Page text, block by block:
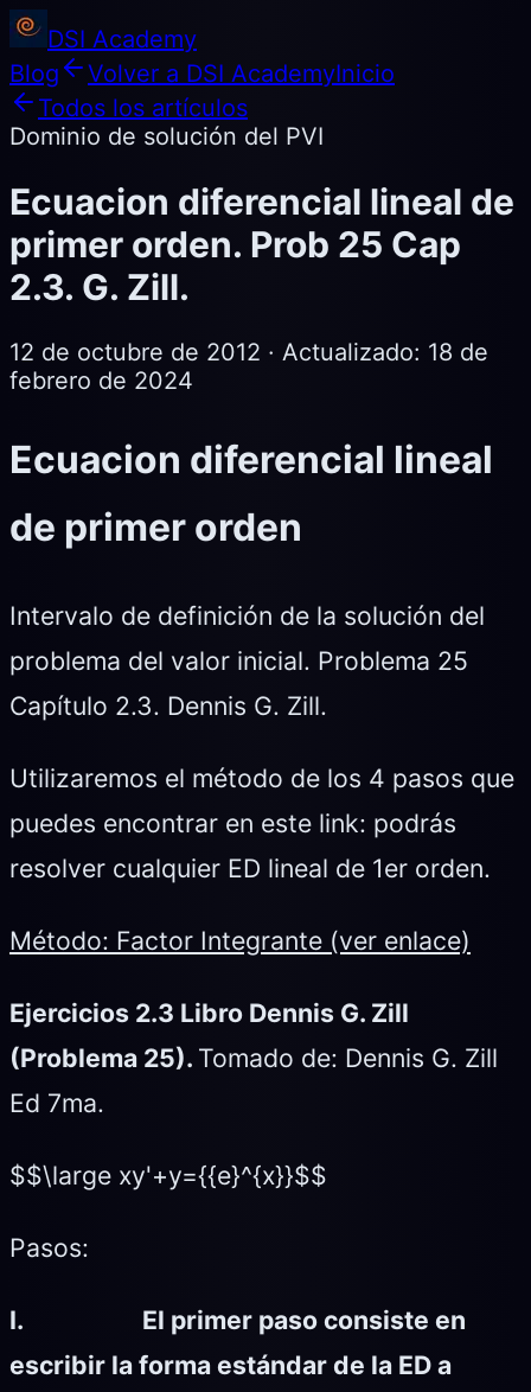
DSI Academy
Blog
Volver a DSI AcademyInicio
Todos los artículos
Dominio de solución del PVI
Ecuacion diferencial lineal de
primer orden. Prob 25 Cap
2.3. G. Zill.
12 de octubre de 2012 · Actualizado: 18 de
febrero de 2024
Ecuacion diferencial lineal
de primer orden
Intervalo de definición de la solución del
problema del valor inicial. Problema 25
Capítulo 2.3. Dennis G. Zill.
Utilizaremos el método de los 4 pasos que
puedes encontrar en este link: podrás
resolver cualquier ED lineal de 1er orden.
Método: Factor Integrante (ver enlace)
Ejercicios 2.3 Libro Dennis G. Zill
(Problema 25). Tomado de: Dennis G. Zill
Ed 7ma.
$$\large xy'+y={{e}^{x}}$$
Pasos:
I. El primer paso consiste en
escribir la forma estándar de la ED a